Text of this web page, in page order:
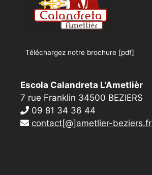
Téléchargez notre brochure [pdf]
Escola Calandreta L’Ametlièr
7 rue Franklin 34500 BEZIERS
09 81 34 36 44
contact[@]ametlier-beziers.fr